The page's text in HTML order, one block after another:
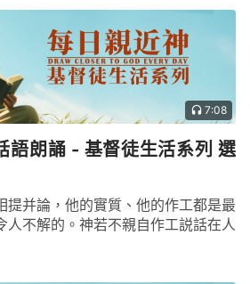
7:08
語朗誦 - 基督徒生活系列 選
提并論，他的實質、他的作工都是最
人不解的。神若不親自作工説話在人